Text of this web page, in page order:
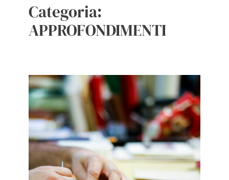
Categoria:
APPROFONDIMENTI